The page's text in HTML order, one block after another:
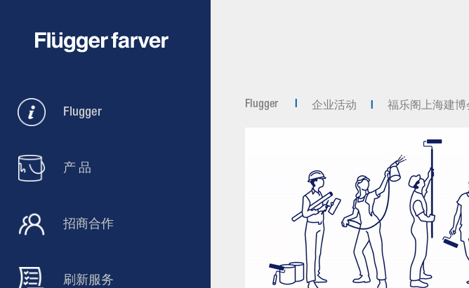
Flugger
产 品
招商合作
刷新服务
Flugger 企业活动 福乐阁上海建博